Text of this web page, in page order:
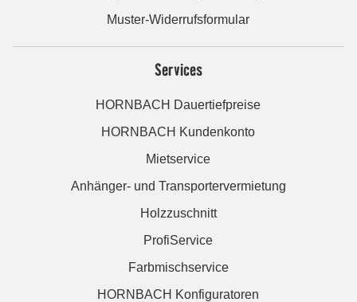
Muster-Widerrufsformular
Services
HORNBACH Dauertiefpreise
HORNBACH Kundenkonto
Mietservice
Anhänger- und Transportervermietung
Holzzuschnitt
ProfiService
Farbmischservice
HORNBACH Konfiguratoren